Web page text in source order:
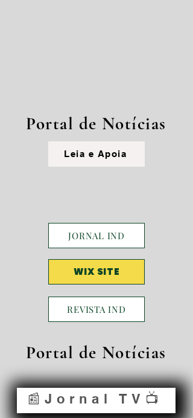
Portal de Notícias
Leia e Apoia
JORNAL IND
WIX SITE
REVISTA IND
Portal de Notícias
📰Jornal TV📺